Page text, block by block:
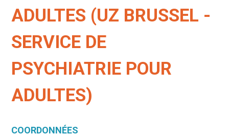
ADULTES (UZ BRUSSEL -
SERVICE DE
PSYCHIATRIE POUR
ADULTES)
COORDONNÉES